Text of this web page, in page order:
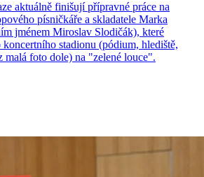
aktuálně finišují přípravné práce na
písničkáře a skladatele Marka
jménem Miroslav Slodičák), které
stadionu (pódium, hlediště,
malá foto dole) na "zelené louce".